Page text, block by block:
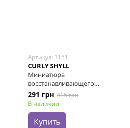
Артикул: 1151
CURLY SHYLL
Миниатюра
восстанавливающего
питательного шампуня
CURLYSHYLL Nutrition Support
Shampoo, 50 мл
291 грн 415 грн
В наличии
Купить